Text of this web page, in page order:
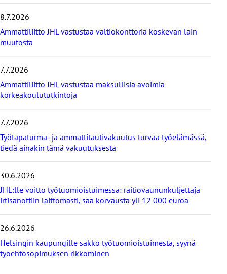
i
s
i
ä
t
u
u
t
i
e
t
8.7.2026
Ammattiliitto JHL vastustaa valtiokonttoria koskevan lain
muutosta
7.7.2026
Ammattiliitto JHL vastustaa maksullisia avoimia
korkeakoulututkintoja
7.7.2026
Työtapaturma- ja ammattitautivakuutus turvaa työelämässä,
tiedä ainakin tämä vakuutuksesta
30.6.2026
JHL:lle voitto työtuomioistuimessa: raitiovaununkuljettaja
irtisanottiin laittomasti, saa korvausta yli 12 000 euroa
26.6.2026
Helsingin kaupungille sakko työtuomioistuimesta, syynä
työehtosopimuksen rikkominen